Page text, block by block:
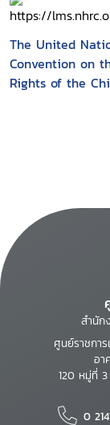
The United
Convention on
Rights of the
สำนัก
ศูนย์ราชกา
อา
120 หมู่ที่
0